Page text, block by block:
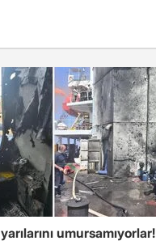
umursamıyorlar!